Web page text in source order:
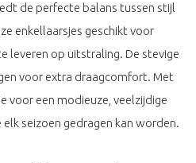
de perfecte balans tussen stijl
enkellaarsjes geschikt voor
leveren op uitstraling. De stevige
voor extra draagcomfort. Met
voor een modieuze, veelzijdige
seizoen gedragen kan worden.